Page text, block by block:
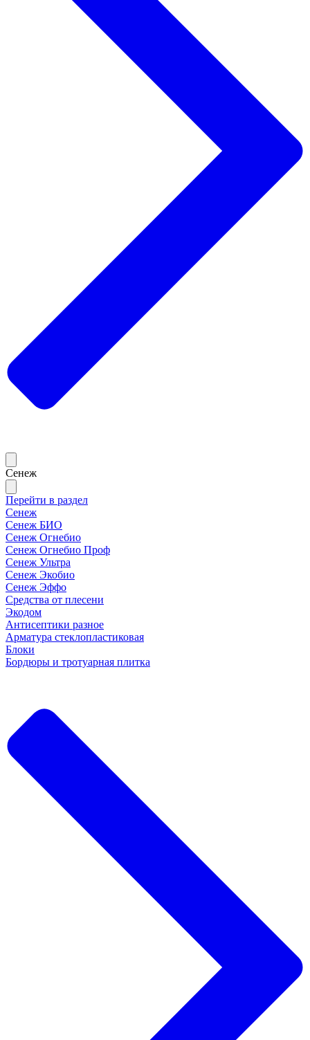
Сенеж
Перейти в раздел
Сенеж
Сенеж БИО
Сенеж Огнебио
Сенеж Огнебио Проф
Сенеж Ультра
Сенеж Экобио
Сенеж Эффо
Средства от плесени
Экодом
Антисептики разное
Арматура стеклопластиковая
Блоки
Бордюры и тротуарная плитка